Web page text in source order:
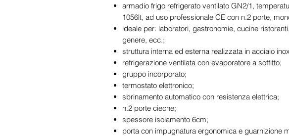
armadio frigo refrigerato ventilato GN2/1,
1056lt, ad uso professionale CE con n.2 porte,
ideale per: laboratori, gastronomie, cucine
genere, ecc.;
struttura interna ed esterna realizzata in acciaio
refrigerazione ventilata con evaporatore a soffitto;
gruppo incorporato;
termostato elettronico;
sbrinamento automatico con resistenza elettrica;
n.2 porte cieche;
spessore isolamento 6cm;
porta con impugnatura ergonomica e guarnizione